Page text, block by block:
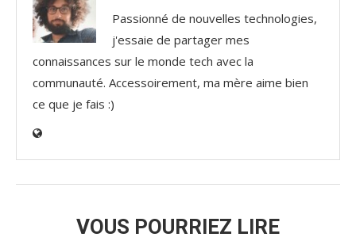
Passionné de nouvelles technologies,
j'essaie de partager mes
connaissances sur le monde tech avec la
communauté. Accessoirement, ma mère aime bien
ce que je fais :)
VOUS POURRIEZ LIRE